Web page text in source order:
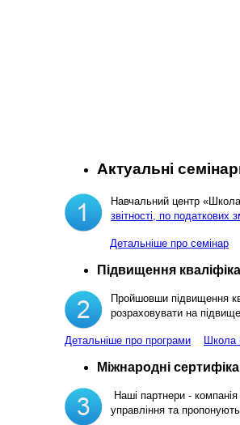
Актуальні
Навчальний центр
звітності, по податкових
Детальніше про семінар
Підвищення
Пройшовши підвищення
розраховувати на
Детальніше про програми Школа
Міжнародні
Наші партнери -
управління та